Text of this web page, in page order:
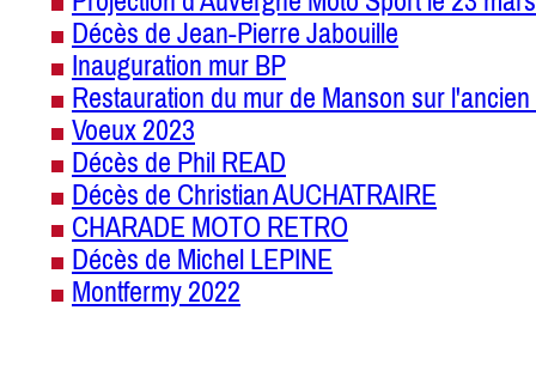
Décès de Jean-Pierre Jabouille
Inauguration mur BP
Restauration du mur de Manson sur
Voeux 2023
Décès de Phil READ
Décès de Christian AUCHATRAIRE
CHARADE MOTO RETRO
Décès de Michel LEPINE
Montfermy 2022